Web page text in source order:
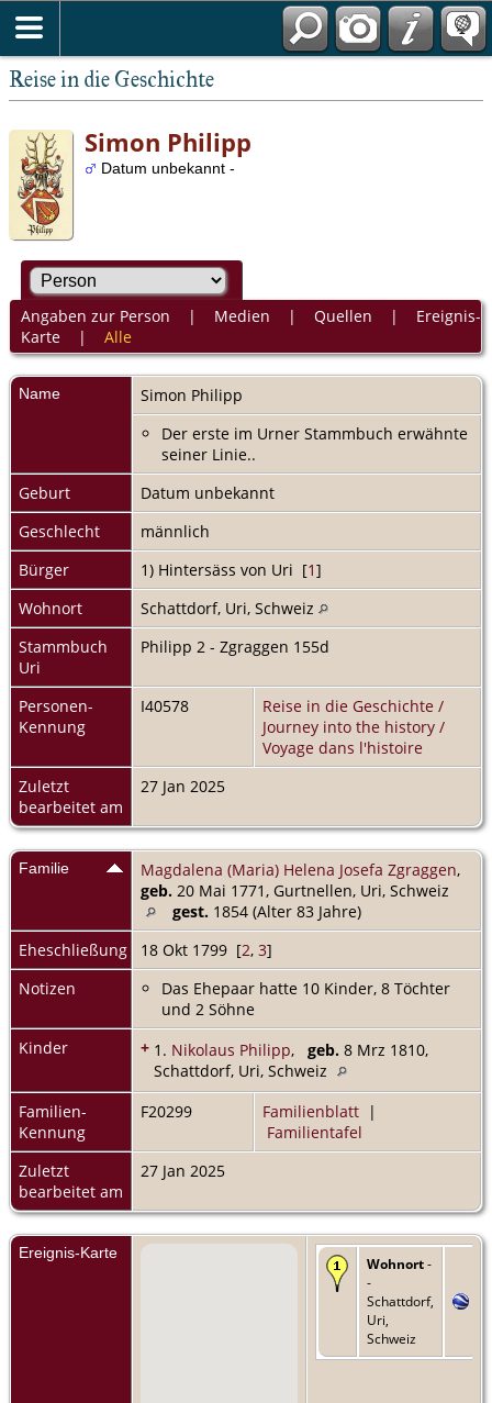
Reise in die Geschichte
Simon Philipp
Datum unbekannt -
Angaben zur Person | Medien | Quellen | Ereignis-
Karte| Alle
Name Simon Philipp
Der erste im Urner Stammbuch erwähnte
seiner Linie..
Geburt
Datum unbekannt
Geschlecht
männlich
Bürger
1) Hintersäss von Uri [1]
Wohnort
Schattdorf, Uri, Schweiz
Stammbuch
Uri
Philipp 2 - Zgraggen 155d
Personen-
Kennung
I40578
Reise in die Geschichte /
Journey into the history /
Voyage dans l'histoire
Zuletzt
bearbeitet am
27 Jan 2025
Familie Magdalena (Maria) Helena Josefa Zgraggen,
geb. 20 Mai 1771, Gurtnellen, Uri, Schweiz
gest. 1854 (Alter 83 Jahre)
Eheschließung
18 Okt 1799 [2, 3]
Notizen
Das Ehepaar hatte 10 Kinder, 8 Töchter
und 2 Söhne
Kinder
+ 1. Nikolaus Philipp, geb. 8 Mrz 1810,
Schattdorf, Uri, Schweiz
Familien-
Kennung
F20299 Familienblatt |
Familientafel
Zuletzt
bearbeitet am
27 Jan 2025
Ereignis-Karte
Wohnort-
-
Schattdorf,
Uri,
Schweiz